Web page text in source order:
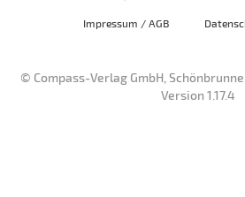
Impressum / AGB
© Compass-Verlag GmbH,
Version 1.17.4